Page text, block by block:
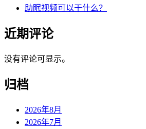
助眠视频可以干什么？
近期评论
没有评论可显示。
归档
2026年8月
2026年7月